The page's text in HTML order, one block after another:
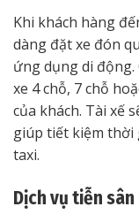
Khi khách hàng
dàng đặt xe đón
ứng dụng di động.
xe 4 chỗ, 7 chỗ
của khách. Tài xế
giúp tiết kiệm thời
taxi.
Dịch vụ tiễn sân